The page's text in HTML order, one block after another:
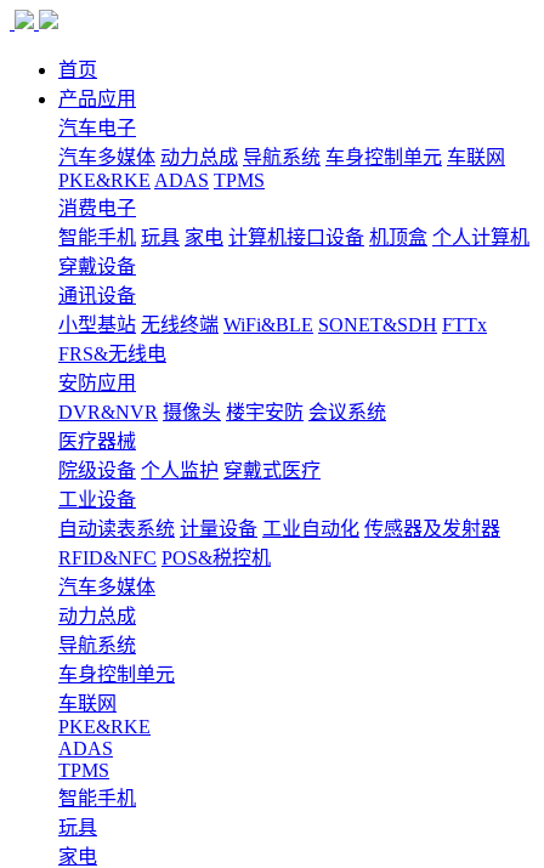
首页
产品应用
汽车电子
汽车多媒体 动力总成 导航系统 车身控制单元 车联网
PKE&RKE ADAS TPMS
消费电子
智能手机 玩具 家电 计算机接口设备 机顶盒 个人计算机
穿戴设备
通讯设备
小型基站 无线终端 WiFi&BLE SONET&SDH FTTx
FRS&无线电
安防应用
DVR&NVR 摄像头 楼宇安防 会议系统
医疗器械
院级设备 个人监护 穿戴式医疗
工业设备
自动读表系统 计量设备 工业自动化 传感器及发射器
RFID&NFC POS&税控机
汽车多媒体
动力总成
导航系统
车身控制单元
车联网
PKE&RKE
ADAS
TPMS
智能手机
玩具
家电